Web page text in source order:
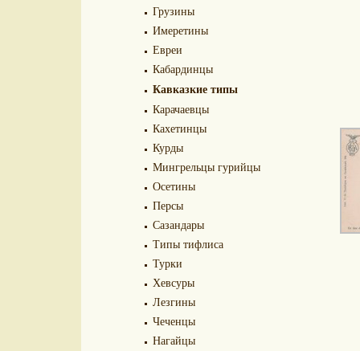
Грузины
Имеретины
Евреи
Кабардинцы
Кавказкие типы
Карачаевцы
Кахетинцы
Курды
Мингрельцы гурийцы
Осетины
Персы
Сазандары
Типы тифлиса
Турки
Хевсуры
Лезгины
Чеченцы
Нагайцы